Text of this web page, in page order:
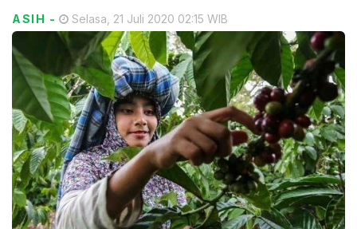
ASIH - Selasa, 21 Juli 2020 02:15 WIB